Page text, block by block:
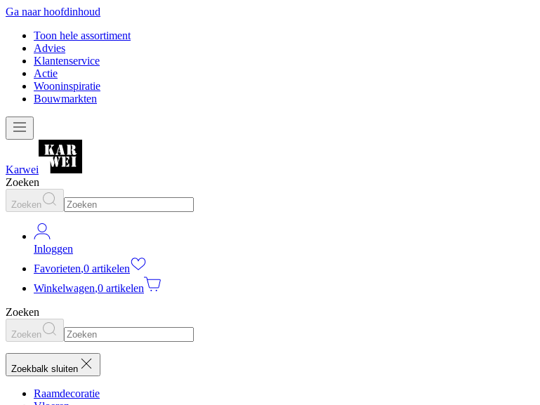
Ga naar hoofdinhoud
Toon hele assortiment
Advies
Klantenservice
Actie
Wooninspiratie
Bouwmarkten
Karwei
Zoeken
Zoeken
Inloggen
Favorieten,0 artikelen
Winkelwagen,0 artikelen
Zoeken
Zoeken
Zoekbalk sluiten
Raamdecoratie